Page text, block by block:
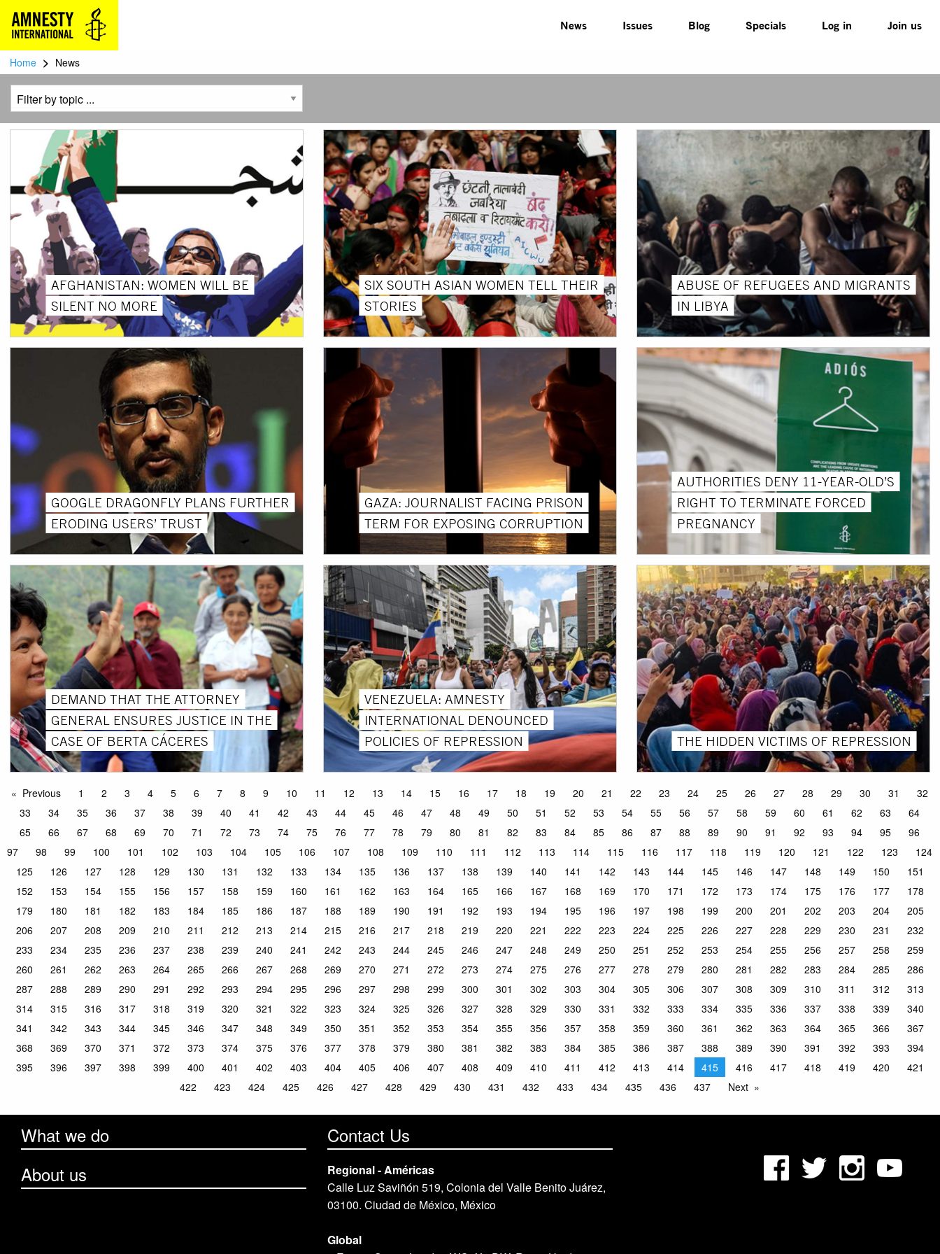
News Issues Blog Specials Log in Join us
Home > News
AFGHANISTAN: WOMEN WILL BE
SILENT NO MORE
SIX SOUTH ASIAN WOMEN TELL THEIR
STORIES
ABUSE OF REFUGEES AND MIGRANTS
IN LIBYA
GOOGLE DRAGONFLY PLANS FURTHER
ERODING USERS’ TRUST
GAZA: JOURNALIST FACING PRISON
TERM FOR EXPOSING CORRUPTION
AUTHORITIES DENY 11-YEAR-OLD’S
RIGHT TO TERMINATE FORCED
PREGNANCY
DEMAND THAT THE ATTORNEY
GENERAL ENSURES JUSTICE IN THE
CASE OF BERTA CÁCERES
VENEZUELA: AMNESTY
INTERNATIONAL DENOUNCED
POLICIES OF REPRESSION
THE HIDDEN VICTIMS OF REPRESSION
Previous 1 2 3 4 5 6 7 8 9 10 11 12 13 14 15 16 17 18 19 20 21 22 23 24 25 26 27 28 29 30 31
32
33
34 35 36 37 38 39 40 41 42 43 44 45 46 47 48 49 50 51 52 53 54 55 56 57 58 59 60 61 62 63
64
65
66 67 68 69 70 71 72 73 74 75 76 77 78 79 80 81 82 83 84 85 86 87 88 89 90 91 92 93 94 95
96
97
98 99 100 101 102 103 104 105 106 107 108 109 110 111 112 113 114 115 116 117 118 119 120 121 122 123
124
125
126 127 128 129 130 131 132 133 134 135 136 137 138 139 140 141 142 143 144 145 146 147 148 149 150
151
152
153 154 155 156 157 158 159 160 161 162 163 164 165 166 167 168 169 170 171 172 173 174 175 176 177
178
179
180 181 182 183 184 185 186 187 188 189 190 191 192 193 194 195 196 197 198 199 200 201 202 203 204
205
206
207 208 209 210 211 212 213 214 215 216 217 218 219 220 221 222 223 224 225 226 227 228 229 230 231
232
233
234 235 236 237 238 239 240 241 242 243 244 245 246 247 248 249 250 251 252 253 254 255 256 257 258
259
260
261 262 263 264 265 266 267 268 269 270 271 272 273 274 275 276 277 278 279 280 281 282 283 284 285
286
287
288 289 290 291 292 293 294 295 296 297 298 299 300 301 302 303 304 305 306 307 308 309 310 311 312
313
314
315 316 317 318 319 320 321 322 323 324 325 326 327 328 329 330 331 332 333 334 335 336 337 338 339
340
341
342 343 344 345 346 347 348 349 350 351 352 353 354 355 356 357 358 359 360 361 362 363 364 365 366
367
368
369 370 371 372 373 374 375 376 377 378 379 380 381 382 383 384 385 386 387 388 389 390 391 392 393
394
395
396 397 398 399 400 401 402 403 404 405 406 407 408 409 410 411 412 413 414 415 416 417 418 419 420
421
422
423 424 425 426 427 428 429 430 431 432 433 434 435 436 437 Next
What we do
About us
Contact Us
Regional - Américas
Calle Luz Saviñón 519, Colonia del Valle Benito Juárez,
03100. Ciudad de México, México
Global